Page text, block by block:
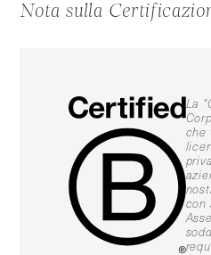
Nota sulla
La
che
con